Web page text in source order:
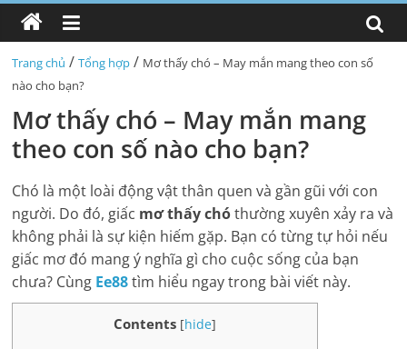
Trang chủ /Tổng hợp / Mơ thấy chó – May mắn mang theo con số
nào cho bạn?
Mơ thấy chó – May mắn mang
theo con số nào cho bạn?
Chó là một loài động vật thân quen và gần gũi với con
người. Do đó, giấc mơ thấy chóthường xuyên xảy ra và
không phải là sự kiện hiếm gặp. Bạn có từng tự hỏi nếu
giấc mơ đó mang ý nghĩa gì cho cuộc sống của bạn
chưa? Cùng Ee88tìm hiểu ngay trong bài viết này.
Contents [hide]